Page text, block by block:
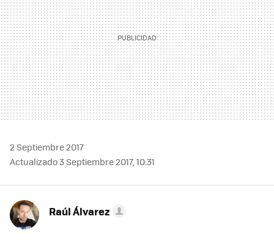
2 Septiembre 2017
Actualizado 3 Septiembre 2017, 10:31
Raúl Álvarez